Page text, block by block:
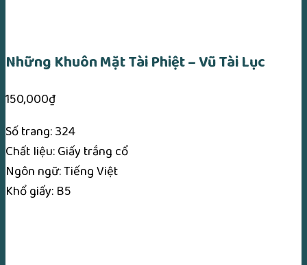
Những Khuôn Mặt Tài Phiệt – Vũ Tài Lục
150,000₫
Số trang: 324
Chất liệu: Giấy trắng cổ
Ngôn ngữ: Tiếng Việt
Khổ giấy: B5